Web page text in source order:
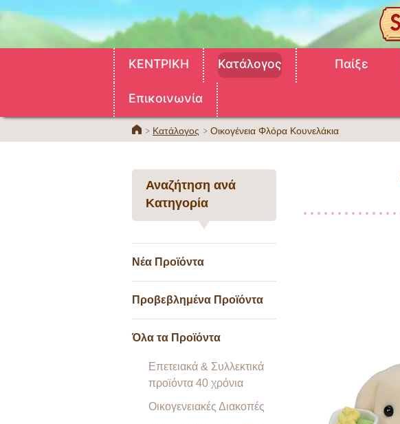
ΚΕΝΤΡΙΚΗ Κατάλογος Παίξε
Επικοινωνία
ΚΕΝΤΡΙΚΗ
Κατάλογος Οικογένεια Φλόρα Κουνελάκια
Αναζήτηση ανά
Κατηγορία
Νέα Προϊόντα
Προβεβλημένα Προϊόντα
Όλα τα Προϊόντα
Επετειακά & Συλλεκτικά
προϊόντα 40 χρόνια
Οικογενειακές Διακοπές